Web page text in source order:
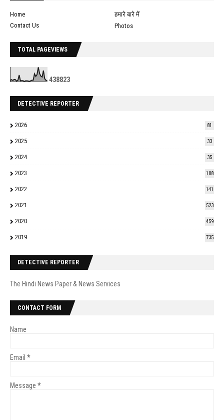
Home
हमारे बारे में
Contact Us
Photos
TOTAL PAGEVIEWS
438823
DETECTIVE REPORTER
2026 81
2025 33
2024 35
2023 108
2022 141
2021 523
2020 459
2019 735
DETECTIVE REPORTER
The Hindi News Paper & News Services
CONTACT FORM
Name
Email *
Message *